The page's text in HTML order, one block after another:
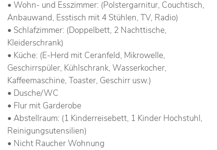
• Wohn- und Esszimmer: (Polstergarnitur, Couchtisch,
Anbauwand, Esstisch mit 4 Stühlen, TV, Radio)
• Schlafzimmer: (Doppelbett, 2 Nachttische,
Kleiderschrank)
• Küche: (E-Herd mit Ceranfeld, Mikrowelle,
Geschirrspüler, Kühlschrank, Wasserkocher,
Kaffeemaschine, Toaster, Geschirr usw.)
• Dusche/WC
• Flur mit Garderobe
• Abstellraum: (1 Kinderreisebett, 1 Kinder Hochstuhl,
Reinigungsutensilien)
• Nicht Raucher Wohnung